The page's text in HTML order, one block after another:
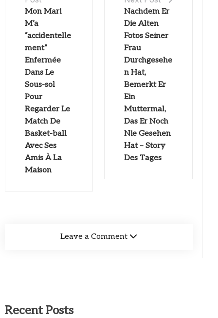
Mon Mari
M’a
“accidentelle
ment”
Enfermée
Dans Le
Sous-sol
Pour
Regarder Le
Match De
Basket-ball
Avec Ses
Amis À La
Maison
Nachdem Er
Die Alten
Fotos Seiner
Frau
Durchgesehe
n Hat,
Bemerkt Er
Ein
Muttermal,
Das Er Noch
Nie Gesehen
Hat – Story
Des Tages
Leave a Comment
Recent Posts